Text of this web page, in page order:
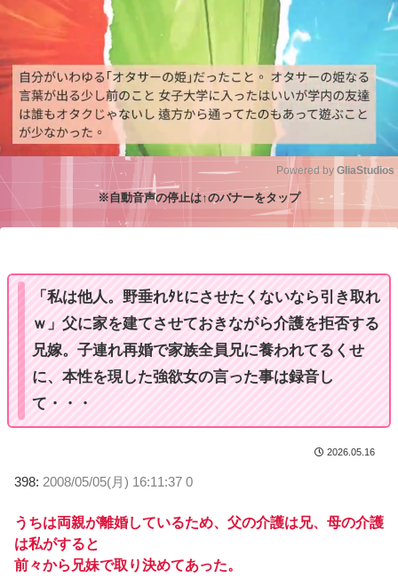
Powered by GliaStudios
※自動音声の停止は↑のバナーをタップ
「私は他人。野垂れﾀﾋにさせたくないなら引き取れ
ｗ」父に家を建てさせておきながら介護を拒否する
兄嫁。子連れ再婚で家族全員兄に養われてるくせ
に、本性を現した強欲女の言った事は録音し
て・・・
2026.05.16
398: 2008/05/05(月) 16:11:37 0
うちは両親が離婚しているため、父の介護は兄、母の介護
は私がすると
前々から兄妹で取り決めてあった。